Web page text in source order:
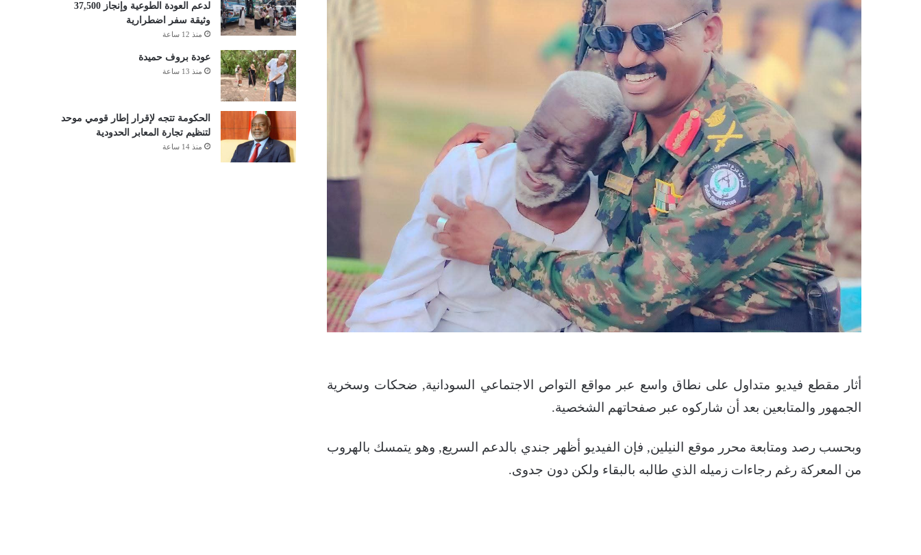
أثار مقطع فيديو متداول على نطاق واسع عبر مواقع التواص الاجتماعي السودانية, ضحكات وسخرية
الجمهور والمتابعين بعد أن شاركوه عبر صفحاتهم الشخصية.
وبحسب رصد ومتابعة محرر موقع النيلين, فإن الفيديو أظهر جندي بالدعم السريع, وهو يتمسك بالهروب
من المعركة رغم رجاءات زميله الذي طالبه بالبقاء ولكن دون جدوى.
لدعم العودة الطوعية وإنجاز 37,500
وثيقة سفر اضطرارية
منذ 12 ساعة
عودة بروف حميدة
منذ 13 ساعة
الحكومة تتجه لإقرار إطار قومي موحد
لتنظيم تجارة المعابر الحدودية
منذ 14 ساعة